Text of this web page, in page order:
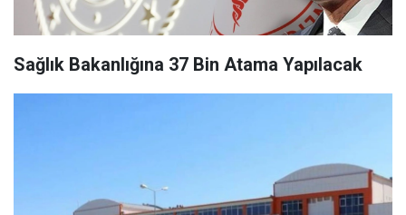
Sağlık Bakanlığına 37 Bin Atama Yapılacak